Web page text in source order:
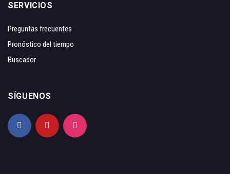
SERVICIOS
Preguntas frecuentes
Pronóstico del tiempo
Buscador
SÍGUENOS